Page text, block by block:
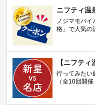
ニフティ温
ノジマモバ
格」で人気の
【ニフティ
行ってみたい
（全10回開